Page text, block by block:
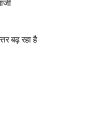
बढ़ रहा है